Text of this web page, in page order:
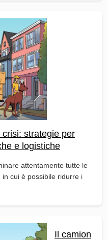
strategie per
e logistiche
attentamente tutte le
cui è possibile ridurre i
Il camion